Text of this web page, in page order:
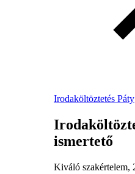
Irodaköltöztetés Páty
ismertető
Kiváló szakértelem,